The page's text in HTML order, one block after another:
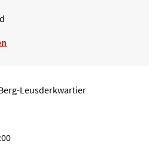
Leusderkwartier